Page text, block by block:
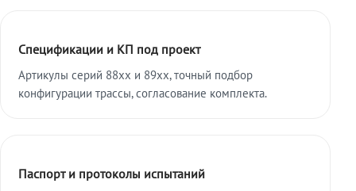
Спецификации и КП под проект
Артикулы серий 88xx и 89xx, точный подбор
конфигурации трассы, согласование комплекта.
Паспорт и протоколы испытаний